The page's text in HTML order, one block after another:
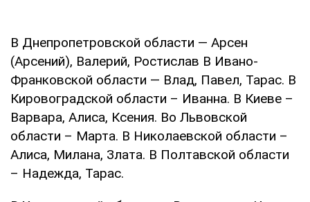
В Днепропетровской области — Арсен
(Арсений), Валерий, Ростислав В Ивано-
Франковской области — Влад, Павел, Тарас. В
Кировоградской области – Иванна. В Киеве –
Варвара, Алиса, Ксения. Во Львовской
области – Марта. В Николаевской области –
Алиса, Милана, Злата. В Полтавской области
– Надежда, Тарас.